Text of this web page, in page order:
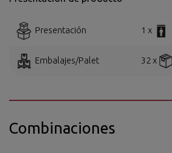
Presentación 1 x
Embalajes/Palet 32 x
Combinaciones